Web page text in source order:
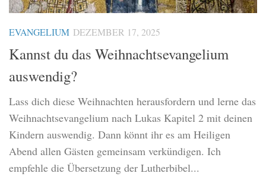
EVANGELIUM DEZEMBER 17, 2025
Kannst du das Weihnachtsevangelium
auswendig?
Lass dich diese Weihnachten herausfordern und lerne das
Weihnachtsevangelium nach Lukas Kapitel 2 mit deinen
Kindern auswendig. Dann könnt ihr es am Heiligen
Abend allen Gästen gemeinsam verkündigen. Ich
empfehle die Übersetzung der Lutherbibel...